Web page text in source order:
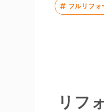
フルリフォ
リフ